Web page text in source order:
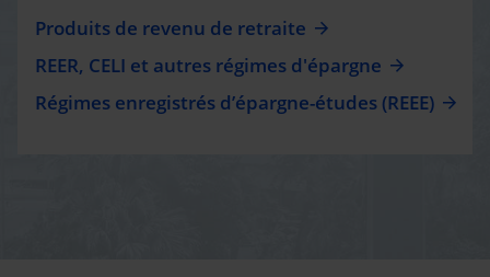
Produits de revenu de retraite
REER, CELI et autres régimes d'épargne
Régimes enregistrés d’épargne-études (REEE)